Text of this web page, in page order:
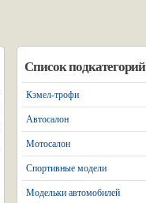
Список подкатегорий
Кэмел-трофи
Автосалон
Мотосалон
Спортивные модели
Модельки автомобилей